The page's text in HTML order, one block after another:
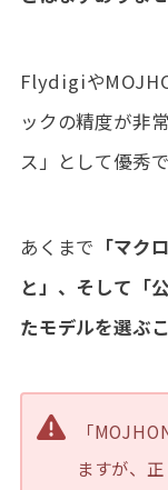
Flydigiや
ックの精度が非
ス」として優秀で
あくまで 「マク
と」、そして「
たモデルを選ぶこ
「
ますが、